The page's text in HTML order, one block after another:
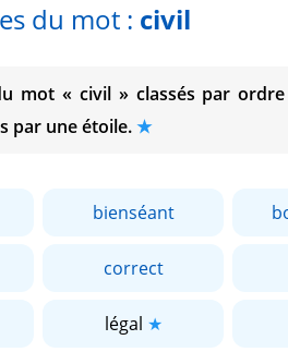
du mot : civil
mot « civil »classés par
par une étoile.
bienséant
correct
légal